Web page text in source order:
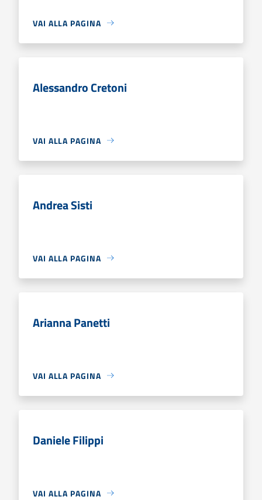
VAI ALLA PAGINA
Alessandro Cretoni
VAI ALLA PAGINA
Andrea Sisti
VAI ALLA PAGINA
Arianna Panetti
VAI ALLA PAGINA
Daniele Filippi
VAI ALLA PAGINA